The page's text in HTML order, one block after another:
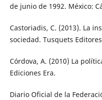
de junio de 1992. México:
Castoriadis, C. (2013). La
sociedad. Tusquets
Córdova, A. (2010) La
Ediciones Era.
Diario Oficial de la